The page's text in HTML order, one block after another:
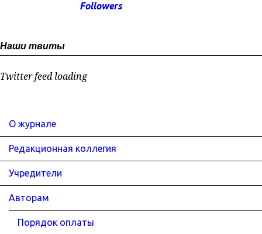
Followers
Наши твиты
Twitter feed loading
О журнале
Редакционная коллегия
Учредители
Авторам
Порядок оплаты